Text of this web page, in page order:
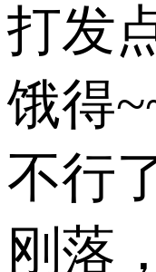
打发
饿得
不行
刚落